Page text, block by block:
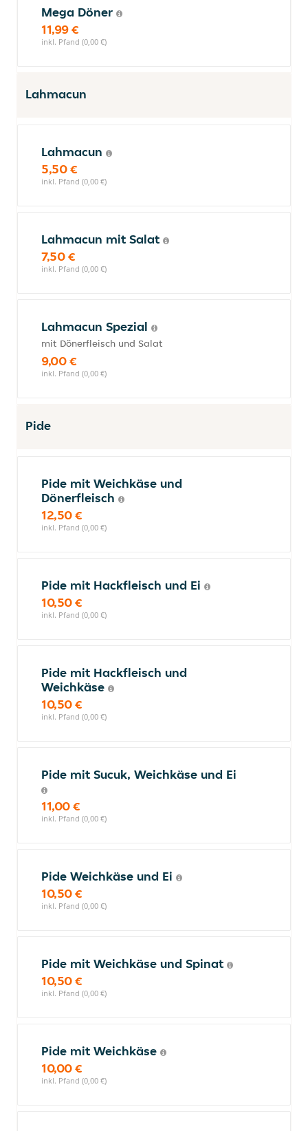
Mega Döner
11,99 €
inkl. Pfand (0,00 €)
Lahmacun
Lahmacun
5,50 €
inkl. Pfand (0,00 €)
Lahmacun mit Salat
7,50 €
inkl. Pfand (0,00 €)
Lahmacun Spezial
mit Dönerfleisch und Salat
9,00 €
inkl. Pfand (0,00 €)
Pide
Pide mit Weichkäse und
Dönerfleisch
12,50 €
inkl. Pfand (0,00 €)
Pide mit Hackfleisch und Ei
10,50 €
inkl. Pfand (0,00 €)
Pide mit Hackfleisch und
Weichkäse
10,50 €
inkl. Pfand (0,00 €)
Pide mit Sucuk, Weichkäse und Ei
11,00 €
inkl. Pfand (0,00 €)
Pide Weichkäse und Ei
10,50 €
inkl. Pfand (0,00 €)
Pide mit Weichkäse und Spinat
10,50 €
inkl. Pfand (0,00 €)
Pide mit Weichkäse
10,00 €
inkl. Pfand (0,00 €)